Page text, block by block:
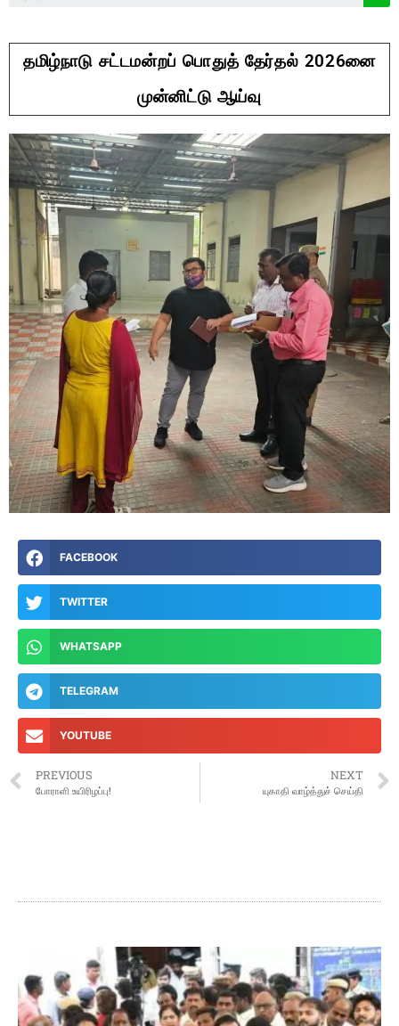
தமிழ்நாடு சட்டமன்றப் பொதுத் தேர்தல் 2026னை
முன்னிட்டு ஆய்வு
FACEBOOK
TWITTER
WHATSAPP
TELEGRAM
YOUTUBE
PREVIOUS
போராளி உயிரிழப்பு!
NEXT
யுகாதி வாழ்த்துச் செய்தி